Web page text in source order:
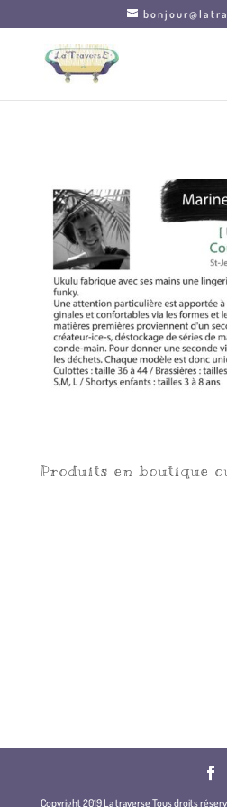
Produits en boutique
Copyright 2019 La traverse Tous droits